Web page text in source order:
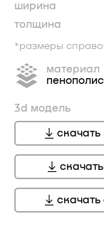
ширина
толщина
*размеры
материал
3d модель
скачать
скачать